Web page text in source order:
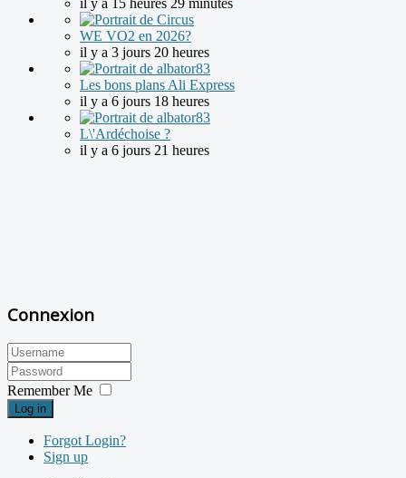
il y a 15 heures 29 minutes
WE VO2 en 2026?
il y a 3 jours 20 heures
Les bons plans Ali Express
il y a 6 jours 18 heures
L\'Ardéchoise ?
il y a 6 jours 21 heures
Connexion
Remember Me
Log in
Forgot Login?
Sign up